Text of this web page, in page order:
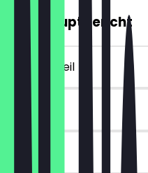
2für1 Hauptgericht
~10 € Vorteil
90 Tage
vor Ort